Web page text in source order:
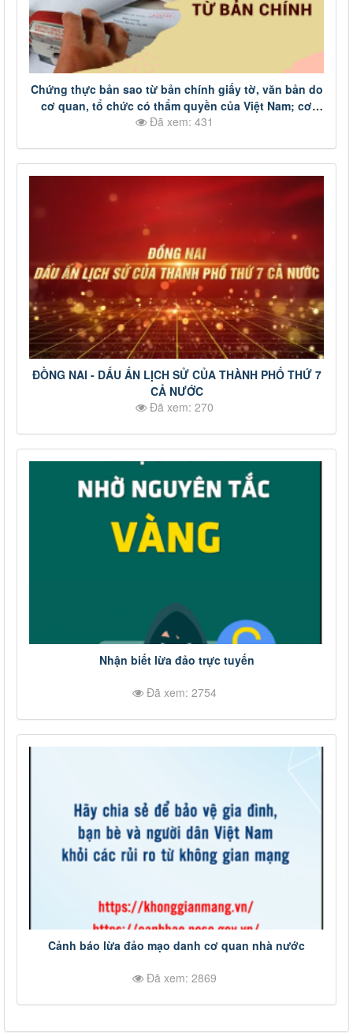
Chứng thực bản sao từ bản chính giấy tờ, văn bản do
cơ quan, tổ chức có thẩm quyền của Việt Nam; cơ
quan, tổ chức có thẩm quyền của nước ngoài; cơ
cấp
Đã xem: 431
ĐỒNG NAI - DẤU ẤN LỊCH SỬ CỦA THÀNH PHỐ THỨ 7
CẢ NƯỚC
Đã xem: 270
Nhận biết lừa đảo trực tuyến
Đã xem: 2754
Cảnh báo lừa đảo mạo danh cơ quan nhà nước
Đã xem: 2869